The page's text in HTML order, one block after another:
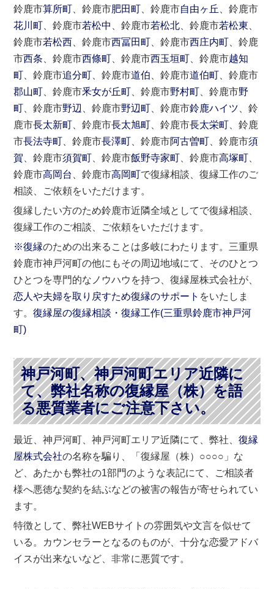
鈴鹿市算所町 、鈴鹿市肥田町 、鈴鹿市自由ヶ丘
、鈴鹿市
花川町 、鈴鹿市若松中 、鈴鹿市若松北 、鈴鹿市若松東
鈴鹿市若松西 、鈴鹿市西冨田町 、鈴鹿市西庄内町 、鈴鹿
市西条 、鈴鹿市西條町 、鈴鹿市西玉垣町 、鈴鹿市越知
町 、鈴鹿市追分町 、鈴鹿市道伯 、鈴鹿市道伯町 、鈴鹿市
郡山町 、鈴鹿市釆女が丘町 、鈴鹿市野村町 、鈴鹿市野
町 、鈴鹿市野辺 、鈴鹿市野辺町 、鈴鹿市鈴鹿ハイツ 、鈴
鹿市長太新町 、鈴鹿市長太旭町 、鈴鹿市長太栄町 、鈴鹿
市長法寺町 、鈴鹿市長澤町 、鈴鹿市阿古曽町 、鈴鹿市須
賀 、鈴鹿市須賀町 、鈴鹿市飯野寺家町 、鈴鹿市高塚町
鈴鹿市高岡台 、鈴鹿市高岡町で復縁相談、復縁工作のご
相談、ご依頼をいただけます。
復縁したい方のため鈴鹿市近隣全域としてで復縁相談、
復縁工作のご相談、ご依頼をいただけます。
※復縁のための出来ることは多岐にわたります。三重県
鈴鹿市神戸河町の他にもその周辺地域にて、そのひとつ
ひとつを専門的なノウハウを持つ、復縁屋株式会社が、
恋人や夫婦を取り戻すため復縁のサポート をいたしま
す。復縁屋の復縁相談・復縁工作(三重県鈴鹿市神戸河
町)
神戸河町、神戸河町エリア近隣に
て、弊社名称の復縁屋（株）を語
る悪質業者にご注意下さい。
最近、神戸河町、神戸河町エリア近隣にて、弊社、復縁
屋株式会社の名称を騙り、「復縁屋（株）○○○○」な
ど、あたかも弊社の1部門のような表記にて、ご相談者
様へ悪徳な契約を結ぶなどの被害の報告が寄せられてい
ます。
特徴として、弊社WEBサイトの雰囲気や文言を似せて
いる。カウンセラーとなるのものが、十分な恋愛アドバ
イスが出来ないなど、非常に悪質です。